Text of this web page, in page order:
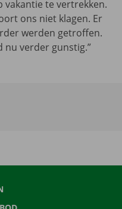
te vertrekken.
ons niet klagen. Er
werden getroffen.
nu verder gunstig.”